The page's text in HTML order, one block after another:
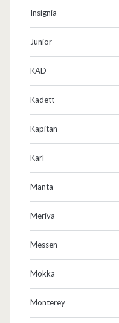
Insignia
Junior
KAD
Kadett
Kapitän
Karl
Manta
Meriva
Messen
Mokka
Monterey